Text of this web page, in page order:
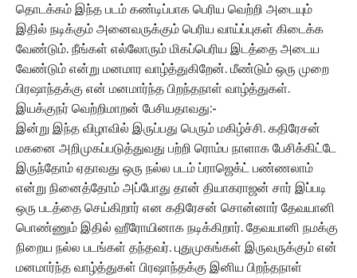
தொடக்கம் இந்த படம் கண்டிப்பாக பெரிய வெற்றி அடையும்
இதில் நடிக்கும் அனைவருக்கும் பெரிய வாய்ப்புகள் கிடைக்க
வேண்டும். நீங்கள் எல்லோரும் மிகப்பெரிய இடத்தை அடைய
வேண்டும் என்று மனமார வாழ்த்துகிறேன். மீண்டும் ஒரு முறை
பிரஷாந்தக்கு என் மனமார்ந்த பிறந்தநாள் வாழ்த்துகள்.
இயக்குநர் வெற்றிமாறன் பேசியதாவது:-
இன்று இந்த விழாவில் இருப்பது பெரும் மகிழ்ச்சி. கதிரேசன்
மகனை அறிமுகப்படுத்துவது பற்றி ரொம்ப நாளாக பேசிக்கிட்டே
இருந்தோம் ஏதாவது ஒரு நல்ல படம் ப்ராஜெக்ட் பண்ணலாம்
என்று நினைத்தோம் அப்போது தான் தியாகராஜன் சார் இப்படி
ஒரு படத்தை செய்கிறார் என கதிரேசன் சொன்னார் தேவயானி
பொண்ணும் இதில் ஹீரோயினாக நடிக்கிறார். தேவயானி நமக்கு
நிறைய நல்ல படங்கள் தந்தவர். புதுமுகங்கள் இருவருக்கும் என்
மனமார்ந்த வாழ்த்துகள் பிரஷாந்தக்கு இனிய பிறந்தநாள்